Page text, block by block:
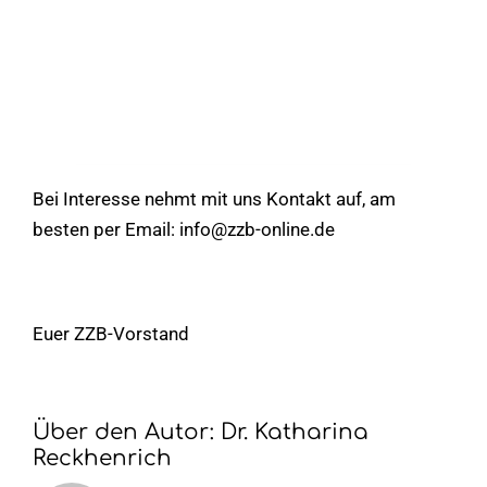
Bei Interesse nehmt mit uns Kontakt auf, am
besten per Email: info@zzb-online.de
Euer ZZB-Vorstand
Über den Autor: Dr. Katharina
Reckhenrich